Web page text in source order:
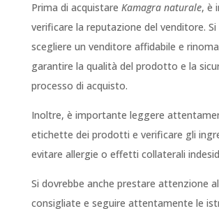
Prima di acquistare Kamagra naturale, è
verificare la reputazione del venditore. Si
scegliere un venditore affidabile e
garantire la qualità del prodotto e la
processo di acquisto.
Inoltre, è importante leggere
etichette dei prodotti e verificare gli
evitare allergie o effetti collaterali
Si dovrebbe anche prestare attenzione
consigliate e seguire attentamente le